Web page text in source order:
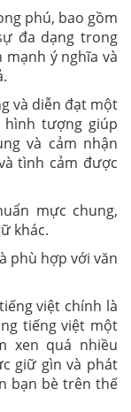
phú, bao gồm
đa dạng trong
mạnh ý nghĩa và
và diễn đạt một
tượng giúp
và cảm nhận
tình cảm được
mực chung,
khác.
phù hợp với văn
việt chính là
tiếng việt một
xen quá nhiều
giữ gìn và phát
bạn bè trên thế